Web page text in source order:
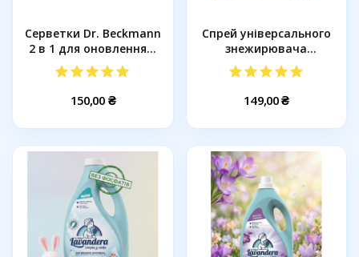
Серветки Dr. Beckmann
2 в 1 для оновлення...
150,00 ₴
Спрей універсального
знежирювача
ChanteClair...
149,00 ₴